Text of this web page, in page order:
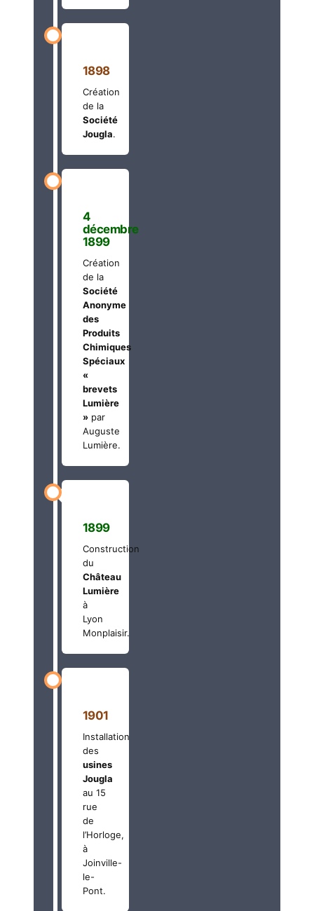
1898
Création
de la
Société
Jougla.
4
décembre
1899
Création
de la
Société
Anonyme
des
Produits
Chimiques
Spéciaux
«
brevets
Lumière
»par
Auguste
Lumière.
1899
Construction
du
Château
Lumière
à
Lyon
Monplaisir.
1901
Installation
des
usines
Jougla
au 15
rue
de
l’Horloge,
à
Joinville-
le-
Pont.